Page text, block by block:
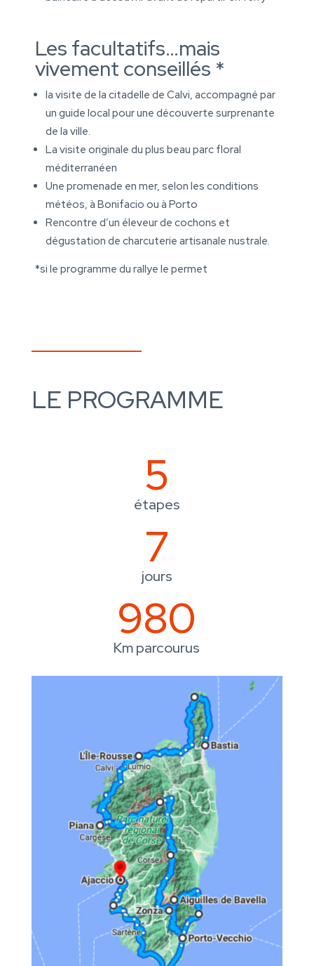
Les facultatifs…mais
vivement conseillés *
la visite de la citadelle de Calvi, accompagné par
un guide local pour une découverte surprenante
de la ville.
La visite originale du plus beau parc floral
méditerranéen
Une promenade en mer, selon les conditions
météos, à Bonifacio ou à Porto
Rencontre d’un éleveur de cochons et
dégustation de charcuterie artisanale nustrale.
*si le programme du rallye le permet
LE PROGRAMME
5
étapes
7
jours
980
Km parcourus